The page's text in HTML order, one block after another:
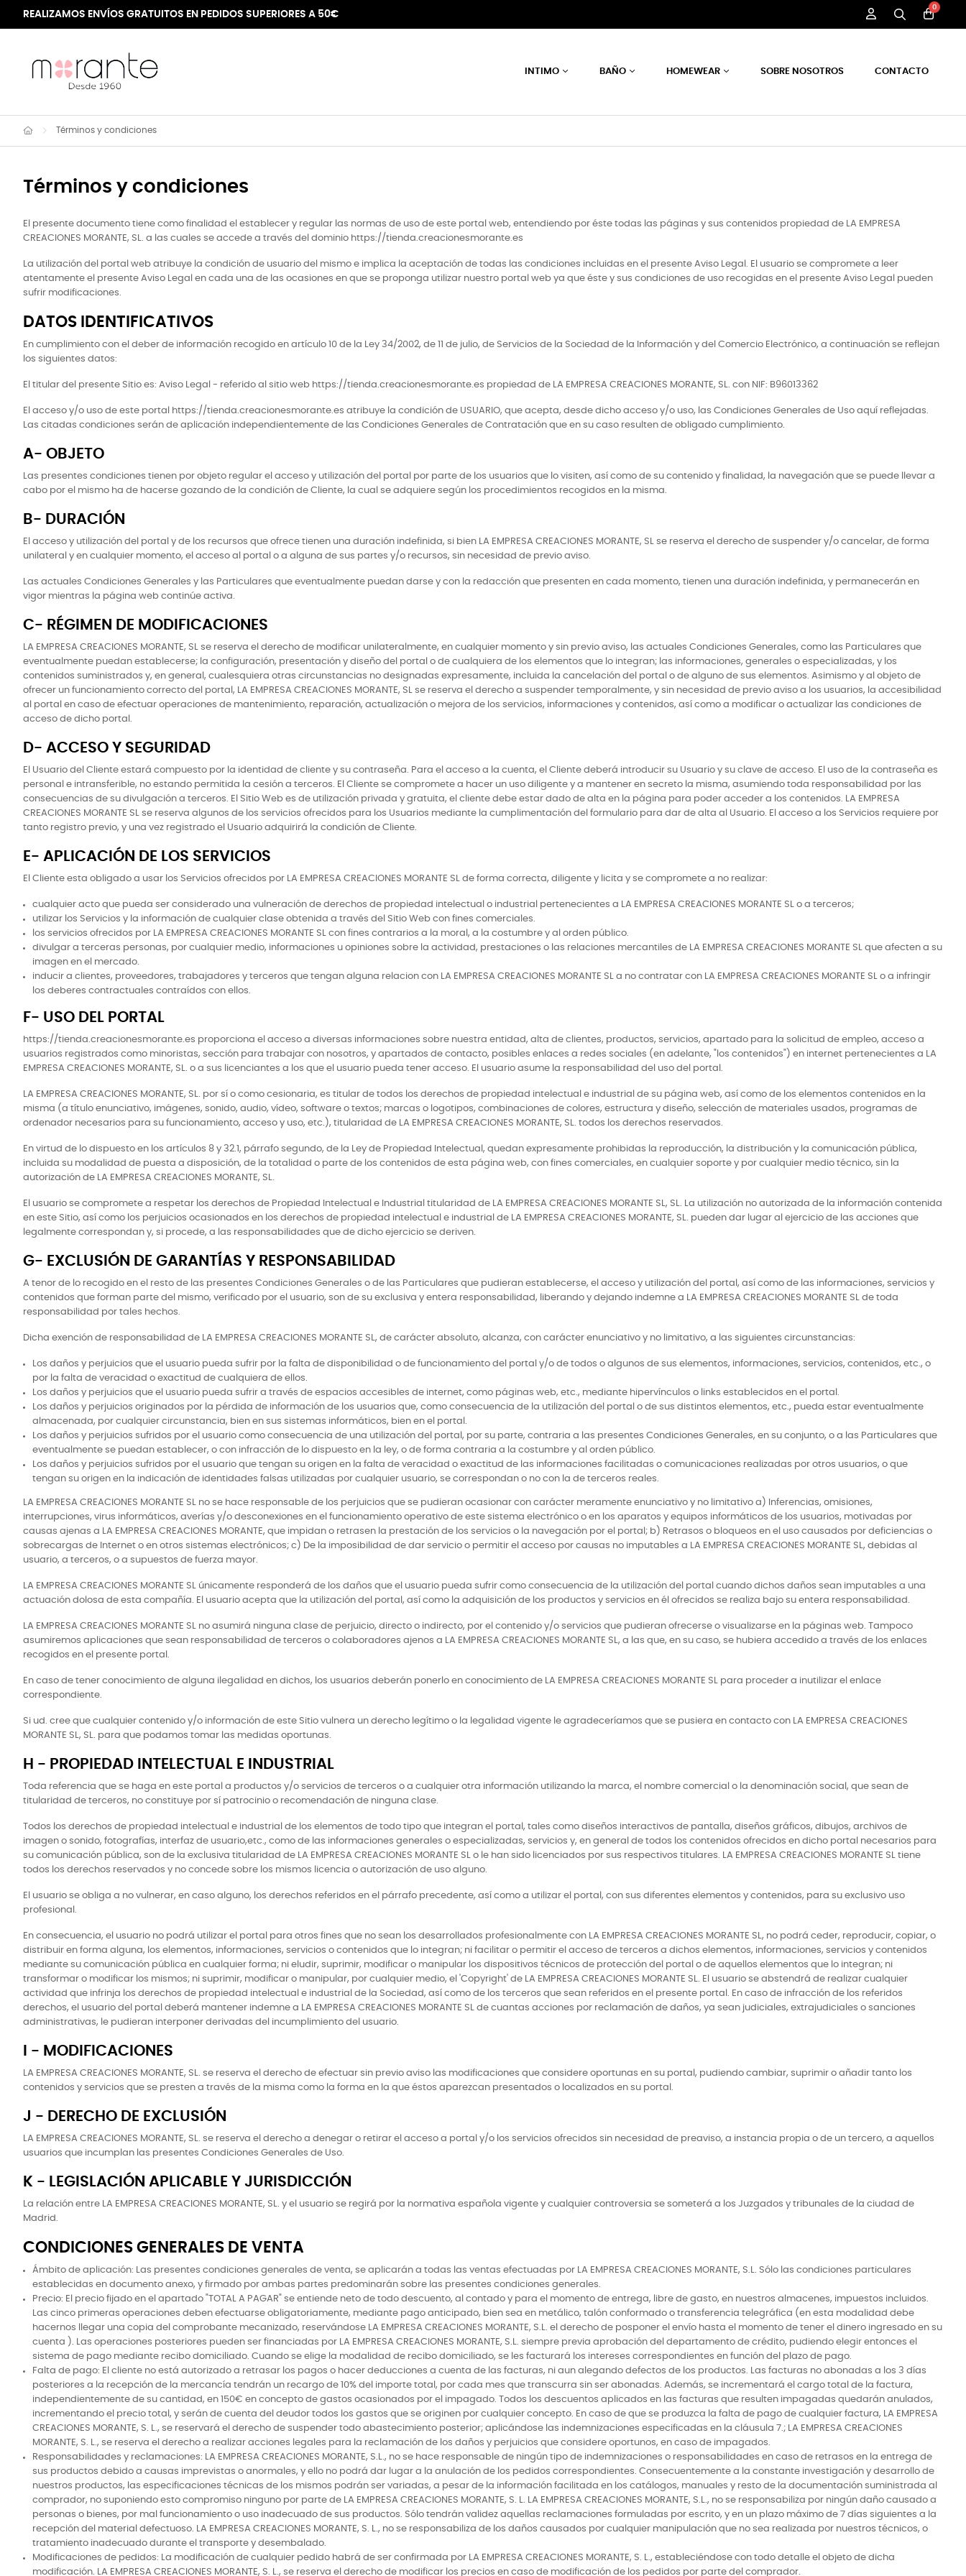
REALIZAMOS ENVÍOS GRATUITOS EN PEDIDOS SUPERIORES A 50€
0
INTIMO BAÑO HOMEWEAR SOBRE NOSOTROS CONTACTO
Términos y condiciones
Términos y condiciones
El presente documento tiene como finalidad el establecer y regular las normas de uso de este portal web, entendiendo por éste todas las páginas y sus contenidos propiedad de LA EMPRESA
CREACIONES MORANTE, SL. a las cuales se accede a través del dominio https://tienda.creacionesmorante.es
La utilización del portal web atribuye la condición de usuario del mismo e implica la aceptación de todas las condiciones incluidas en el presente Aviso Legal. El usuario se compromete a leer
atentamente el presente Aviso Legal en cada una de las ocasiones en que se proponga utilizar nuestro portal web ya que éste y sus condiciones de uso recogidas en el presente Aviso Legal pueden
sufrir modificaciones.
DATOS IDENTIFICATIVOS
En cumplimiento con el deber de información recogido en artículo 10 de la Ley 34/2002, de 11 de julio, de Servicios de la Sociedad de la Información y del Comercio Electrónico, a continuación se reflejan
los siguientes datos:
El titular del presente Sitio es: Aviso Legal - referido al sitio web https://tienda.creacionesmorante.es propiedad de LA EMPRESA CREACIONES MORANTE, SL. con NIF: B96013362
El acceso y/o uso de este portal https://tienda.creacionesmorante.es atribuye la condición de USUARIO, que acepta, desde dicho acceso y/o uso, las Condiciones Generales de Uso aquí reflejadas.
Las citadas condiciones serán de aplicación independientemente de las Condiciones Generales de Contratación que en su caso resulten de obligado cumplimiento.
A- OBJETO
Las presentes condiciones tienen por objeto regular el acceso y utilización del portal por parte de los usuarios que lo visiten, así como de su contenido y finalidad, la navegación que se puede llevar a
cabo por el mismo ha de hacerse gozando de la condición de Cliente, la cual se adquiere según los procedimientos recogidos en la misma.
B- DURACIÓN
El acceso y utilización del portal y de los recursos que ofrece tienen una duración indefinida, si bien LA EMPRESA CREACIONES MORANTE, SL se reserva el derecho de suspender y/o cancelar, de forma
unilateral y en cualquier momento, el acceso al portal o a alguna de sus partes y/o recursos, sin necesidad de previo aviso.
Las actuales Condiciones Generales y las Particulares que eventualmente puedan darse y con la redacción que presenten en cada momento, tienen una duración indefinida, y permanecerán en
vigor mientras la página web continúe activa.
C- RÉGIMEN DE MODIFICACIONES
LA EMPRESA CREACIONES MORANTE, SL se reserva el derecho de modificar unilateralmente, en cualquier momento y sin previo aviso, las actuales Condiciones Generales, como las Particulares que
eventualmente puedan establecerse; la configuración, presentación y diseño del portal o de cualquiera de los elementos que lo integran; las informaciones, generales o especializadas, y los
contenidos suministrados y, en general, cualesquiera otras circunstancias no designadas expresamente, incluida la cancelación del portal o de alguno de sus elementos. Asimismo y al objeto de
ofrecer un funcionamiento correcto del portal, LA EMPRESA CREACIONES MORANTE, SL se reserva el derecho a suspender temporalmente, y sin necesidad de previo aviso a los usuarios, la accesibilidad
al portal en caso de efectuar operaciones de mantenimiento, reparación, actualización o mejora de los servicios, informaciones y contenidos, así como a modificar o actualizar las condiciones de
acceso de dicho portal.
D- ACCESO Y SEGURIDAD
El Usuario del Cliente estará compuesto por la identidad de cliente y su contraseña. Para el acceso a la cuenta, el Cliente deberá introducir su Usuario y su clave de acceso. El uso de la contraseña es
personal e intransferible, no estando permitida la cesión a terceros. El Cliente se compromete a hacer un uso diligente y a mantener en secreto la misma, asumiendo toda responsabilidad por las
consecuencias de su divulgación a terceros. El Sitio Web es de utilización privada y gratuita, el cliente debe estar dado de alta en la página para poder acceder a los contenidos. LA EMPRESA
CREACIONES MORANTE SL se reserva algunos de los servicios ofrecidos para los Usuarios mediante la cumplimentación del formulario para dar de alta al Usuario. El acceso a los Servicios requiere por
tanto registro previo, y una vez registrado el Usuario adquirirá la condición de Cliente.
E- APLICACIÓN DE LOS SERVICIOS
El Cliente esta obligado a usar los Servicios ofrecidos por LA EMPRESA CREACIONES MORANTE SL de forma correcta, diligente y licita y se compromete a no realizar:
cualquier acto que pueda ser considerado una vulneración de derechos de propiedad intelectual o industrial pertenecientes a LA EMPRESA CREACIONES MORANTE SL o a terceros;
utilizar los Servicios y la información de cualquier clase obtenida a través del Sitio Web con fines comerciales.
los servicios ofrecidos por LA EMPRESA CREACIONES MORANTE SL con fines contrarios a la moral, a la costumbre y al orden público.
divulgar a terceras personas, por cualquier medio, informaciones u opiniones sobre la actividad, prestaciones o las relaciones mercantiles de LA EMPRESA CREACIONES MORANTE SL que afecten a su
imagen en el mercado.
inducir a clientes, proveedores, trabajadores y terceros que tengan alguna relacion con LA EMPRESA CREACIONES MORANTE SL a no contratar con LA EMPRESA CREACIONES MORANTE SL o a infringir
los deberes contractuales contraídos con ellos.
F- USO DEL PORTAL
https://tienda.creacionesmorante.es proporciona el acceso a diversas informaciones sobre nuestra entidad, alta de clientes, productos, servicios, apartado para la solicitud de empleo, acceso a
usuarios registrados como minoristas, sección para trabajar con nosotros, y apartados de contacto, posibles enlaces a redes sociales (en adelante, "los contenidos") en internet pertenecientes a LA
EMPRESA CREACIONES MORANTE, SL. o a sus licenciantes a los que el usuario pueda tener acceso. El usuario asume la responsabilidad del uso del portal.
LA EMPRESA CREACIONES MORANTE, SL. por sí o como cesionaria, es titular de todos los derechos de propiedad intelectual e industrial de su página web, así como de los elementos contenidos en la
misma (a título enunciativo, imágenes, sonido, audio, vídeo, software o textos; marcas o logotipos, combinaciones de colores, estructura y diseño, selección de materiales usados, programas de
ordenador necesarios para su funcionamiento, acceso y uso, etc.), titularidad de LA EMPRESA CREACIONES MORANTE, SL. todos los derechos reservados.
En virtud de lo dispuesto en los artículos 8 y 32.1, párrafo segundo, de la Ley de Propiedad Intelectual, quedan expresamente prohibidas la reproducción, la distribución y la comunicación pública,
incluida su modalidad de puesta a disposición, de la totalidad o parte de los contenidos de esta página web, con fines comerciales, en cualquier soporte y por cualquier medio técnico, sin la
autorización de LA EMPRESA CREACIONES MORANTE, SL.
El usuario se compromete a respetar los derechos de Propiedad Intelectual e Industrial titularidad de LA EMPRESA CREACIONES MORANTE SL, SL. La utilización no autorizada de la información contenida
en este Sitio, así como los perjuicios ocasionados en los derechos de propiedad intelectual e industrial de LA EMPRESA CREACIONES MORANTE, SL. pueden dar lugar al ejercicio de las acciones que
legalmente correspondan y, si procede, a las responsabilidades que de dicho ejercicio se deriven.
G- EXCLUSIÓN DE GARANTÍAS Y RESPONSABILIDAD
A tenor de lo recogido en el resto de las presentes Condiciones Generales o de las Particulares que pudieran establecerse, el acceso y utilización del portal, así como de las informaciones, servicios y
contenidos que forman parte del mismo, verificado por el usuario, son de su exclusiva y entera responsabilidad, liberando y dejando indemne a LA EMPRESA CREACIONES MORANTE SL de toda
responsabilidad por tales hechos.
Dicha exención de responsabilidad de LA EMPRESA CREACIONES MORANTE SL, de carácter absoluto, alcanza, con carácter enunciativo y no limitativo, a las siguientes circunstancias:
Los daños y perjuicios que el usuario pueda sufrir por la falta de disponibilidad o de funcionamiento del portal y/o de todos o algunos de sus elementos, informaciones, servicios, contenidos, etc., o
por la falta de veracidad o exactitud de cualquiera de ellos.
Los daños y perjuicios que el usuario pueda sufrir a través de espacios accesibles de internet, como páginas web, etc., mediante hipervínculos o links establecidos en el portal.
Los daños y perjuicios originados por la pérdida de información de los usuarios que, como consecuencia de la utilización del portal o de sus distintos elementos, etc., pueda estar eventualmente
almacenada, por cualquier circunstancia, bien en sus sistemas informáticos, bien en el portal.
Los daños y perjuicios sufridos por el usuario como consecuencia de una utilización del portal, por su parte, contraria a las presentes Condiciones Generales, en su conjunto, o a las Particulares que
eventualmente se puedan establecer, o con infracción de lo dispuesto en la ley, o de forma contraria a la costumbre y al orden público.
Los daños y perjuicios sufridos por el usuario que tengan su origen en la falta de veracidad o exactitud de las informaciones facilitadas o comunicaciones realizadas por otros usuarios, o que
tengan su origen en la indicación de identidades falsas utilizadas por cualquier usuario, se correspondan o no con la de terceros reales.
LA EMPRESA CREACIONES MORANTE SL no se hace responsable de los perjuicios que se pudieran ocasionar con carácter meramente enunciativo y no limitativo a) Inferencias, omisiones,
interrupciones, virus informáticos, averías y/o desconexiones en el funcionamiento operativo de este sistema electrónico o en los aparatos y equipos informáticos de los usuarios, motivadas por
causas ajenas a LA EMPRESA CREACIONES MORANTE, que impidan o retrasen la prestación de los servicios o la navegación por el portal; b) Retrasos o bloqueos en el uso causados por deficiencias o
sobrecargas de Internet o en otros sistemas electrónicos; c) De la imposibilidad de dar servicio o permitir el acceso por causas no imputables a LA EMPRESA CREACIONES MORANTE SL, debidas al
usuario, a terceros, o a supuestos de fuerza mayor.
LA EMPRESA CREACIONES MORANTE SL únicamente responderá de los daños que el usuario pueda sufrir como consecuencia de la utilización del portal cuando dichos daños sean imputables a una
actuación dolosa de esta compañía. El usuario acepta que la utilización del portal, así como la adquisición de los productos y servicios en él ofrecidos se realiza bajo su entera responsabilidad.
LA EMPRESA CREACIONES MORANTE SL no asumirá ninguna clase de perjuicio, directo o indirecto, por el contenido y/o servicios que pudieran ofrecerse o visualizarse en la páginas web. Tampoco
asumiremos aplicaciones que sean responsabilidad de terceros o colaboradores ajenos a LA EMPRESA CREACIONES MORANTE SL, a las que, en su caso, se hubiera accedido a través de los enlaces
recogidos en el presente portal.
En caso de tener conocimiento de alguna ilegalidad en dichos, los usuarios deberán ponerlo en conocimiento de LA EMPRESA CREACIONES MORANTE SL para proceder a inutilizar el enlace
correspondiente.
Si ud. cree que cualquier contenido y/o información de este Sitio vulnera un derecho legítimo o la legalidad vigente le agradeceríamos que se pusiera en contacto con LA EMPRESA CREACIONES
MORANTE SL, SL. para que podamos tomar las medidas oportunas.
H - PROPIEDAD INTELECTUAL E INDUSTRIAL
Toda referencia que se haga en este portal a productos y/o servicios de terceros o a cualquier otra información utilizando la marca, el nombre comercial o la denominación social, que sean de
titularidad de terceros, no constituye por sí patrocinio o recomendación de ninguna clase.
Todos los derechos de propiedad intelectual e industrial de los elementos de todo tipo que integran el portal, tales como diseños interactivos de pantalla, diseños gráficos, dibujos, archivos de
imagen o sonido, fotografías, interfaz de usuario,etc., como de las informaciones generales o especializadas, servicios y, en general de todos los contenidos ofrecidos en dicho portal necesarios para
su comunicación pública, son de la exclusiva titularidad de LA EMPRESA CREACIONES MORANTE SL o le han sido licenciados por sus respectivos titulares. LA EMPRESA CREACIONES MORANTE SL tiene
todos los derechos reservados y no concede sobre los mismos licencia o autorización de uso alguno.
El usuario se obliga a no vulnerar, en caso alguno, los derechos referidos en el párrafo precedente, así como a utilizar el portal, con sus diferentes elementos y contenidos, para su exclusivo uso
profesional.
En consecuencia, el usuario no podrá utilizar el portal para otros fines que no sean los desarrollados profesionalmente con LA EMPRESA CREACIONES MORANTE SL, no podrá ceder, reproducir, copiar, o
distribuir en forma alguna, los elementos, informaciones, servicios o contenidos que lo integran; ni facilitar o permitir el acceso de terceros a dichos elementos, informaciones, servicios y contenidos
mediante su comunicación pública en cualquier forma; ni eludir, suprimir, modificar o manipular los dispositivos técnicos de protección del portal o de aquellos elementos que lo integran; ni
transformar o modificar los mismos; ni suprimir, modificar o manipular, por cualquier medio, el 'Copyright' de LA EMPRESA CREACIONES MORANTE SL. El usuario se abstendrá de realizar cualquier
actividad que infrinja los derechos de propiedad intelectual e industrial de la Sociedad, así como de los terceros que sean referidos en el presente portal. En caso de infracción de los referidos
derechos, el usuario del portal deberá mantener indemne a LA EMPRESA CREACIONES MORANTE SL de cuantas acciones por reclamación de daños, ya sean judiciales, extrajudiciales o sanciones
administrativas, le pudieran interponer derivadas del incumplimiento del usuario.
I - MODIFICACIONES
LA EMPRESA CREACIONES MORANTE, SL. se reserva el derecho de efectuar sin previo aviso las modificaciones que considere oportunas en su portal, pudiendo cambiar, suprimir o añadir tanto los
contenidos y servicios que se presten a través de la misma como la forma en la que éstos aparezcan presentados o localizados en su portal.
J - DERECHO DE EXCLUSIÓN
LA EMPRESA CREACIONES MORANTE, SL. se reserva el derecho a denegar o retirar el acceso a portal y/o los servicios ofrecidos sin necesidad de preaviso, a instancia propia o de un tercero, a aquellos
usuarios que incumplan las presentes Condiciones Generales de Uso.
K - LEGISLACIÓN APLICABLE Y JURISDICCIÓN
La relación entre LA EMPRESA CREACIONES MORANTE, SL. y el usuario se regirá por la normativa española vigente y cualquier controversia se someterá a los Juzgados y tribunales de la ciudad de
Madrid.
CONDICIONES GENERALES DE VENTA
Ámbito de aplicación: Las presentes condiciones generales de venta, se aplicarán a todas las ventas efectuadas por LA EMPRESA CREACIONES MORANTE, S.L. Sólo las condiciones particulares
establecidas en documento anexo, y firmado por ambas partes predominarán sobre las presentes condiciones generales.
Precio: El precio fijado en el apartado "TOTAL A PAGAR" se entiende neto de todo descuento, al contado y para el momento de entrega, libre de gasto, en nuestros almacenes, impuestos incluidos.
Las cinco primeras operaciones deben efectuarse obligatoriamente, mediante pago anticipado, bien sea en metálico, talón conformado o transferencia telegráfica (en esta modalidad debe
hacernos llegar una copia del comprobante mecanizado, reservándose LA EMPRESA CREACIONES MORANTE, S.L. el derecho de posponer el envío hasta el momento de tener el dinero ingresado en su
cuenta ). Las operaciones posteriores pueden ser financiadas por LA EMPRESA CREACIONES MORANTE, S.L. siempre previa aprobación del departamento de crédito, pudiendo elegir entonces el
sistema de pago mediante recibo domiciliado. Cuando se elige la modalidad de recibo domiciliado, se les facturará los intereses correspondientes en función del plazo de pago.
Falta de pago: El cliente no está autorizado a retrasar los pagos o hacer deducciones a cuenta de las facturas, ni aun alegando defectos de los productos. Las facturas no abonadas a los 3 días
posteriores a la recepción de la mercancía tendrán un recargo de 10% del importe total, por cada mes que transcurra sin ser abonadas. Además, se incrementará el cargo total de la factura,
independientemente de su cantidad, en 150€ en concepto de gastos ocasionados por el impagado. Todos los descuentos aplicados en las facturas que resulten impagadas quedarán anulados,
incrementando el precio total, y serán de cuenta del deudor todos los gastos que se originen por cualquier concepto. En caso de que se produzca la falta de pago de cualquier factura, LA EMPRESA
CREACIONES MORANTE, S. L., se reservará el derecho de suspender todo abastecimiento posterior; aplicándose las indemnizaciones especificadas en la cláusula 7.; LA EMPRESA CREACIONES
MORANTE, S. L., se reserva el derecho a realizar acciones legales para la reclamación de los daños y perjuicios que considere oportunos, en caso de impagados.
Responsabilidades y reclamaciones: LA EMPRESA CREACIONES MORANTE, S.L., no se hace responsable de ningún tipo de indemnizaciones o responsabilidades en caso de retrasos en la entrega de
sus productos debido a causas imprevistas o anormales, y ello no podrá dar lugar a la anulación de los pedidos correspondientes. Consecuentemente a la constante investigación y desarrollo de
nuestros productos, las especificaciones técnicas de los mismos podrán ser variadas, a pesar de la información facilitada en los catálogos, manuales y resto de la documentación suministrada al
comprador, no suponiendo esto compromiso ninguno por parte de LA EMPRESA CREACIONES MORANTE, S. L. LA EMPRESA CREACIONES MORANTE, S.L., no se responsabiliza por ningún daño causado a
personas o bienes, por mal funcionamiento o uso inadecuado de sus productos. Sólo tendrán validez aquellas reclamaciones formuladas por escrito, y en un plazo máximo de 7 días siguientes a la
recepción del material defectuoso. LA EMPRESA CREACIONES MORANTE, S. L., no se responsabiliza de los daños causados por cualquier manipulación que no sea realizada por nuestros técnicos, o
tratamiento inadecuado durante el transporte y desembalado.
Modificaciones de pedidos: La modificación de cualquier pedido habrá de ser confirmada por LA EMPRESA CREACIONES MORANTE, S. L., estableciéndose con todo detalle el objeto de dicha
modificación. LA EMPRESA CREACIONES MORANTE, S. L., se reserva el derecho de modificar los precios en caso de modificación de los pedidos por parte del comprador.